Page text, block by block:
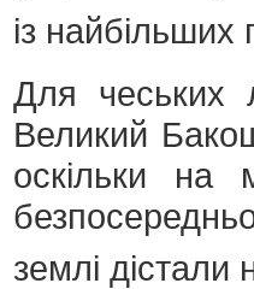
із
Для чеських
Великий
оскільки на
землі